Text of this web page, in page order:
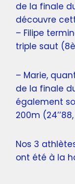
de la finale
découvre
– Filipe
triple saut
– Marie,
de la finale
également
200m
Nos 3
ont été à la